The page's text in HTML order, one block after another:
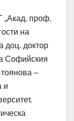
„Акад. проф.
на
доц. доктор
Софийския
–
и